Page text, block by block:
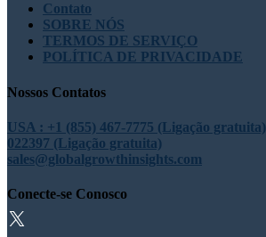
Contato
SOBRE NÓS
TERMOS DE SERVIÇO
POLÍTICA DE PRIVACIDADE
Nossos Contatos
USA : +1 (855) 467-7775 (Ligação gratuita)
022397 (Ligação gratuita)
sales@globalgrowthinsights.com
Conecte-se Conosco